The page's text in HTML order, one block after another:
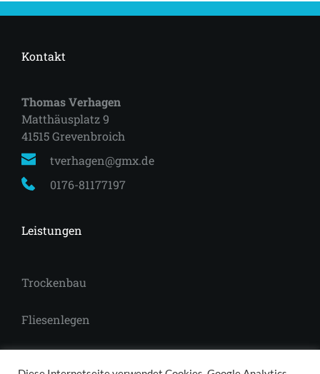
Kontakt
Thomas Verhagen
Matthäusplatz 9
41515 Grevenbroich
tverhagen@gmx.de
0176-81177197
Leistungen
Trockenbau
Fliesenlegen